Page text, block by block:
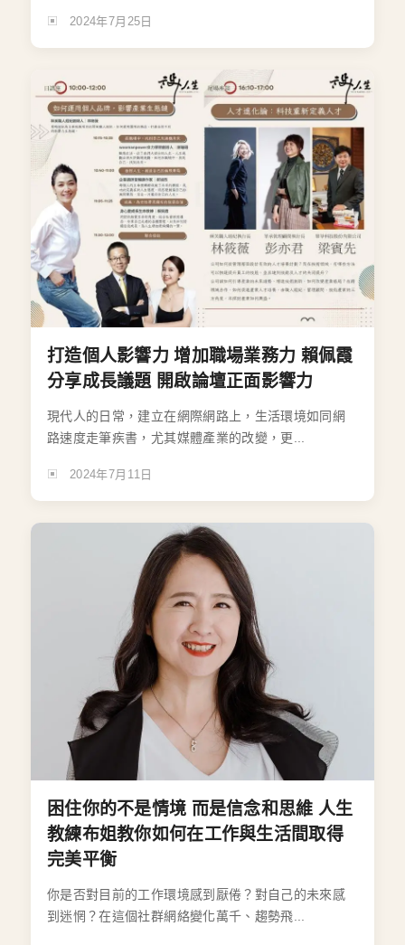
2024年7月25日
打造個人影響力 增加職場業務力 賴佩霞
分享成長議題 開啟論壇正面影響力
現代人的日常，建立在網際網路上，生活環境如同網
路速度走筆疾書，尤其媒體產業的改變，更...
2024年7月11日
困住你的不是情境 而是信念和思維 人生
教練布姐教你如何在工作與生活間取得
完美平衡
你是否對目前的工作環境感到厭倦？對自己的未來感
到迷惘？在這個社群網絡變化萬千、趨勢飛...